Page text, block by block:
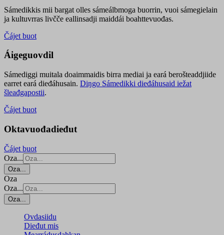
Sámedikkis mii bargat olles sámeálbmoga buorrin, vuoi sámegielain
ja kultuvrras livčče eallinsadji maiddái boahttevuođas.
Čájet buot
Áigeguovdil
Sámediggi muitala doaimmaidis birra mediai ja eará berošteaddjiide
earret eará dieđáhusain. Diŋgo Sámedikki dieđáhusaid iežat
šleađgapostii.
Čájet buot
Oktavuođadieđut
Čájet buot
Oza...
Oza...
Oza
Oza...
Oza...
Ovdasiidu
Dieđut mis